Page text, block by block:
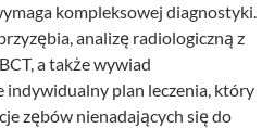
kompleksowej diagnostyki.
analizę radiologiczną z
a także wywiad
indywidualny plan leczenia, który
zębów nienadających się do